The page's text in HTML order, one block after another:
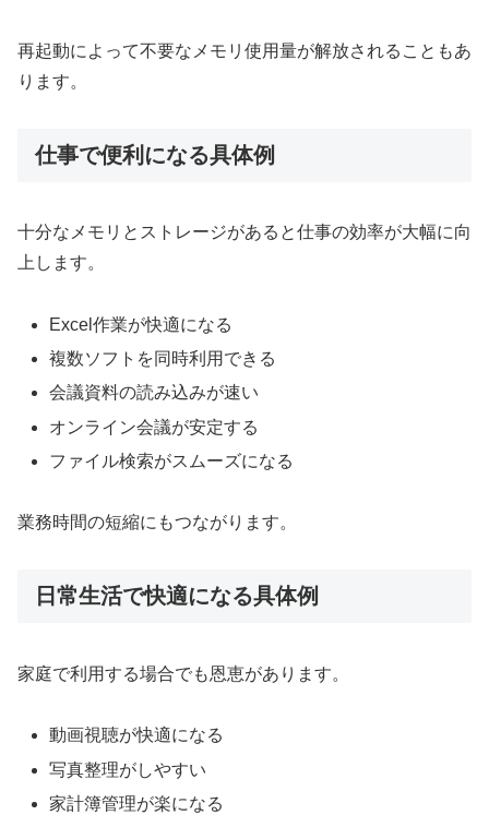
再起動によって不要なメモリ使用量が解放されることもあ
ります。
仕事で便利になる具体例
十分なメモリとストレージがあると仕事の効率が大幅に向
上します。
Excel作業が快適になる
複数ソフトを同時利用できる
会議資料の読み込みが速い
オンライン会議が安定する
ファイル検索がスムーズになる
業務時間の短縮にもつながります。
日常生活で快適になる具体例
家庭で利用する場合でも恩恵があります。
動画視聴が快適になる
写真整理がしやすい
家計簿管理が楽になる